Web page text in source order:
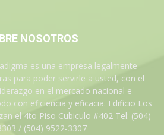
NOSOTROS
es una empresa legalmente
para poder servirle a usted, con el
en el mercado nacional e
con eficiencia y eficacia. Edificio Los
el 4to Piso Cubiculo #402 Tel: (504)
/ (504) 9522-3307